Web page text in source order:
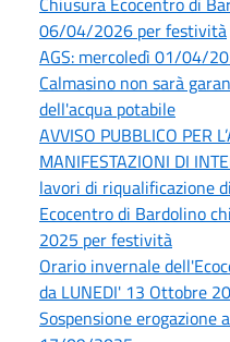
06/04/2026 per festività
AGS: mercoledì 01/04/
Calmasino non sarà
dell'acqua potabile
AVVISO PUBBLICO PER
MANIFESTAZIONI DI
lavori di riqualificazione
Ecocentro di Bardolino
2025 per festività
Orario invernale
da LUNEDI' 13 Ottobre
Sospensione erogazione